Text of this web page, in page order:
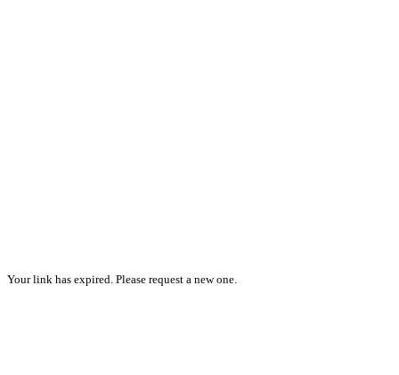
Your link has expired. Please request a new one.